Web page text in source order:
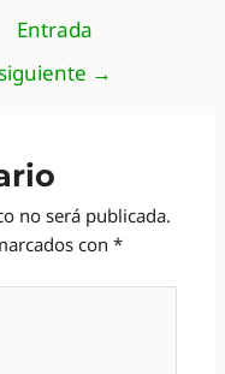
Entrada
siguiente →
no será publicada.
con*